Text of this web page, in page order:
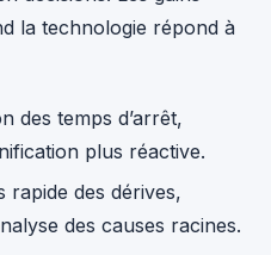
la technologie répond à
des temps d’arrêt,
plus réactive.
rapide des dérives,
des causes racines.